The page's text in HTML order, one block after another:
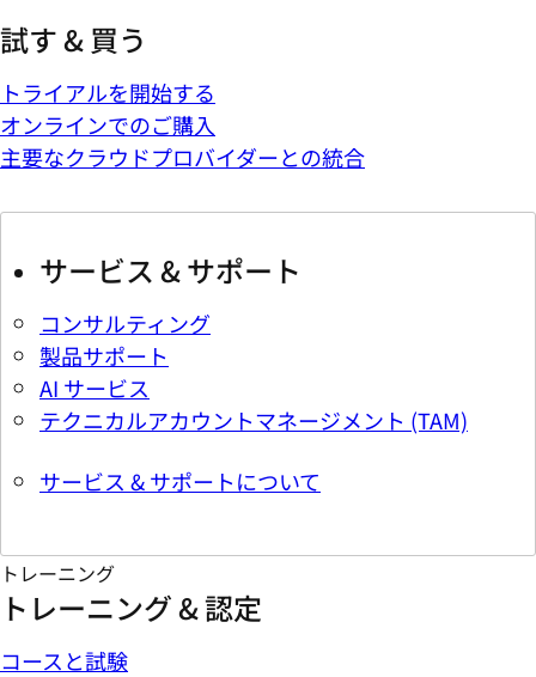
試す & 買う
トライアルを開始する
オンラインでのご購入
主要なクラウドプロバイダーとの統合
サービス & サポート
コンサルティング
製品サポート
AI サービス
テクニカルアカウントマネージメント (TAM)
サービス & サポートについて
トレーニング
トレーニング & 認定
コースと試験